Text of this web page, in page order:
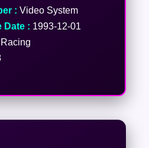
: Video System
Date : 1993-12-01
Racing